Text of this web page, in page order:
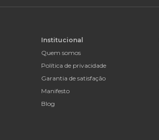
Institucional
Quem somos
Política de privacidade
Garantia de satisfação
Manifesto
Blog